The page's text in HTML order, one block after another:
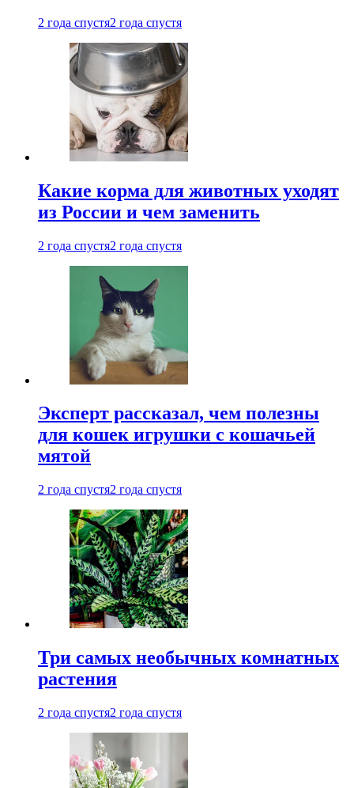
2 года спустя2 года спустя
Какие корма для животных уходят
из России и чем заменить
2 года спустя2 года спустя
Эксперт рассказал, чем полезны
для кошек игрушки с кошачьей
мятой
2 года спустя2 года спустя
Три самых необычных комнатных
растения
2 года спустя2 года спустя